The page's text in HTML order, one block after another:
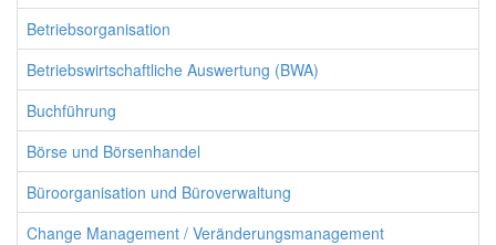
Betriebsorganisation
Betriebswirtschaftliche Auswertung (BWA)
Buchführung
Börse und Börsenhandel
Büroorganisation und Büroverwaltung
Change Management / Veränderungsmanagement